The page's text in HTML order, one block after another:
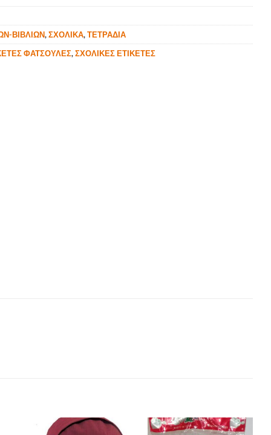
ΒΙΒΛΙΩΝ,ΣΧΟΛΙΚΑ,ΤΕΤΡΑΔΙΑ
ΦΑΤΣΟΥΛΕΣ,ΣΧΟΛΙΚΕΣ ΕΤΙΚΕΤΕΣ